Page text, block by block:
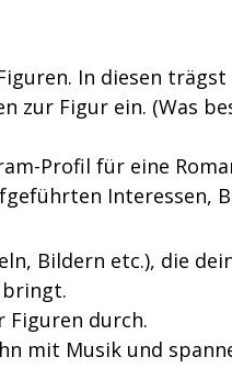
In diesen trägst
zur Figur ein. (Was
Profil für eine
Interessen,
Bildern etc.), die
bringt.
Figuren durch.
mit Musik und